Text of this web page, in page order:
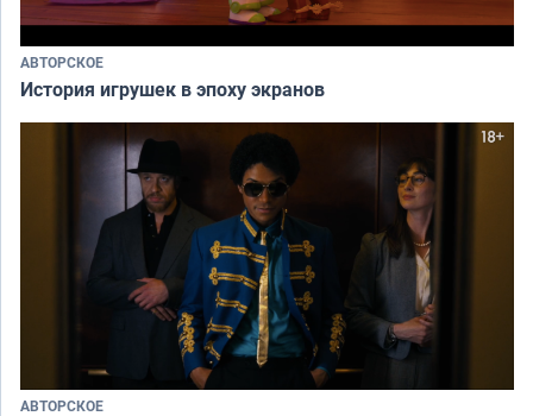
АВТОРСКОЕ
История игрушек в эпоху экранов
АВТОРСКОЕ